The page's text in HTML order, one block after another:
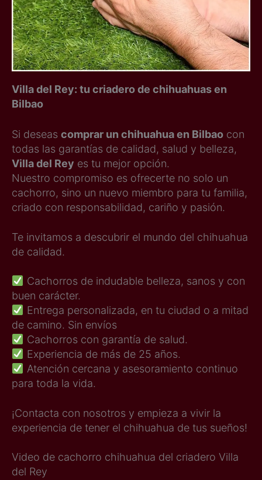
Villa del Rey: tu criadero de chihuahuas en
Bilbao
Si deseas comprar un chihuahua en Bilbao con
todas las garantías de calidad, salud y belleza,
Villa del Rey es tu mejor opción.
Nuestro compromiso es ofrecerte no solo un
cachorro, sino un nuevo miembro para tu familia,
criado con responsabilidad, cariño y pasión.
Te invitamos a descubrir el mundo del chihuahua
de calidad.
Cachorros de indudable belleza, sanos y con
buen carácter.
Entrega personalizada, en tu ciudad o a mitad
de camino. Sin envíos
Cachorros con garantía de salud.
Experiencia de más de 25 años.
Atención cercana y asesoramiento continuo
para toda la vida.
¡Contacta con nosotros y empieza a vivir la
experiencia de tener el chihuahua de tus sueños!
Video de cachorro chihuahua del criadero Villa
del Rey